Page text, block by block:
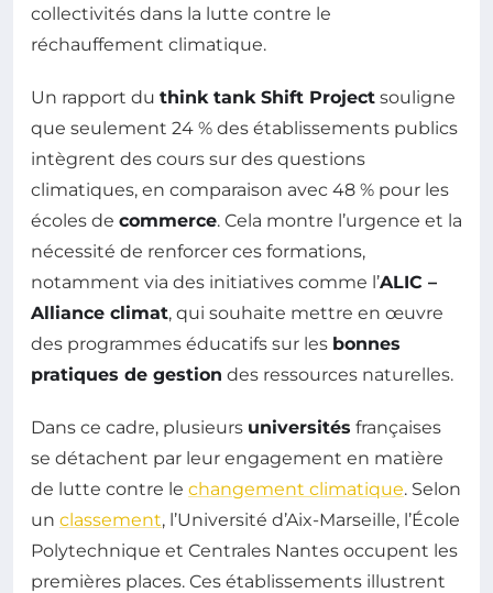
collectivités dans la lutte contre le
réchauffement climatique.
Un rapport du think tank Shift Project souligne
que seulement 24 % des établissements publics
intègrent des cours sur des questions
climatiques, en comparaison avec 48 % pour les
écoles de commerce. Cela montre l’urgence et la
nécessité de renforcer ces formations,
notamment via des initiatives comme l’ALIC –
Alliance climat, qui souhaite mettre en œuvre
des programmes éducatifs sur les bonnes
pratiques de gestion des ressources naturelles.
Dans ce cadre, plusieurs universités françaises
se détachent par leur engagement en matière
de lutte contre le changement climatique. Selon
un classement, l’Université d’Aix-Marseille, l’École
Polytechnique et Centrales Nantes occupent les
premières places. Ces établissements illustrent